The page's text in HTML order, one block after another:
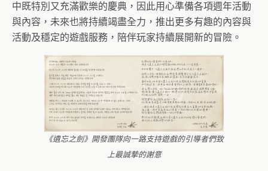
中既特別又充滿歡樂的慶典，因此用心準備各項週年活動
與內容，未來也將持續竭盡全力，推出更多有趣的內容與
活動及穩定的遊戲服務，陪伴玩家持續展開新的冒險。
《遺忘之劍》開發團隊向一路支持遊戲的引導者們致
上最誠摯的謝意